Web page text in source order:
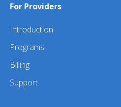
For Providers
Introduction
Programs
Billing
Support